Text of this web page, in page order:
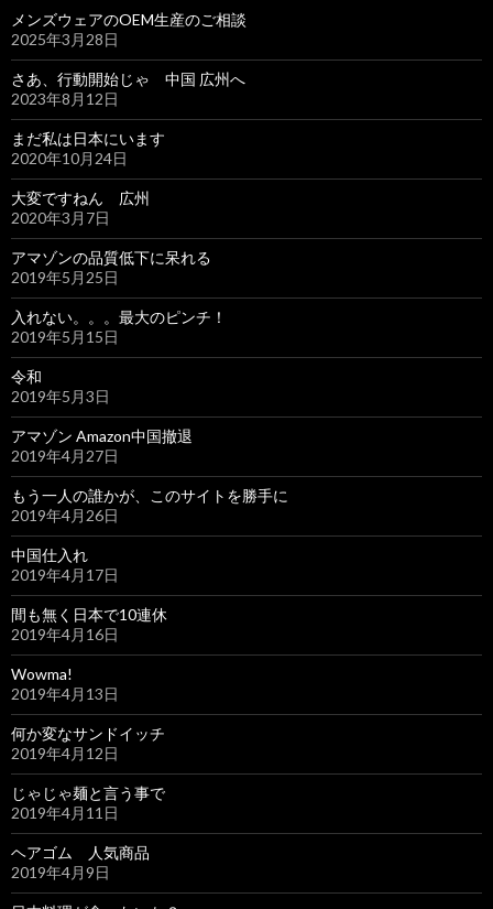
メンズウェアのOEM生産のご相談
2025年3月28日
さあ、行動開始じゃ 中国 広州へ
2023年8月12日
まだ私は日本にいます
2020年10月24日
大変ですねん 広州
2020年3月7日
アマゾンの品質低下に呆れる
2019年5月25日
入れない。。。最大のピンチ！
2019年5月15日
令和
2019年5月3日
アマゾン Amazon中国撤退
2019年4月27日
もう一人の誰かが、このサイトを勝手に
2019年4月26日
中国仕入れ
2019年4月17日
間も無く日本で10連休
2019年4月16日
Wowma!
2019年4月13日
何か変なサンドイッチ
2019年4月12日
じゃじゃ麺と言う事で
2019年4月11日
ヘアゴム 人気商品
2019年4月9日